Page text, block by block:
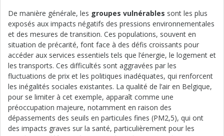
De manière générale, les groupes vulnérables sont les plus
exposés aux impacts négatifs des pressions environnementales
et des mesures de transition. Ces populations, souvent en
situation de précarité, font face à des défis croissants pour
accéder aux services essentiels tels que l’énergie, le logement et
les transports. Ces difficultés sont aggravées par les
fluctuations de prix et les politiques inadéquates, qui renforcent
les inégalités sociales existantes. La qualité de l’air en Belgique,
pour se limiter à cet exemple, apparaît comme une
préoccupation majeure, notamment en raison des
dépassements des seuils en particules fines (PM2,5), qui ont
des impacts graves sur la santé, particulièrement pour les